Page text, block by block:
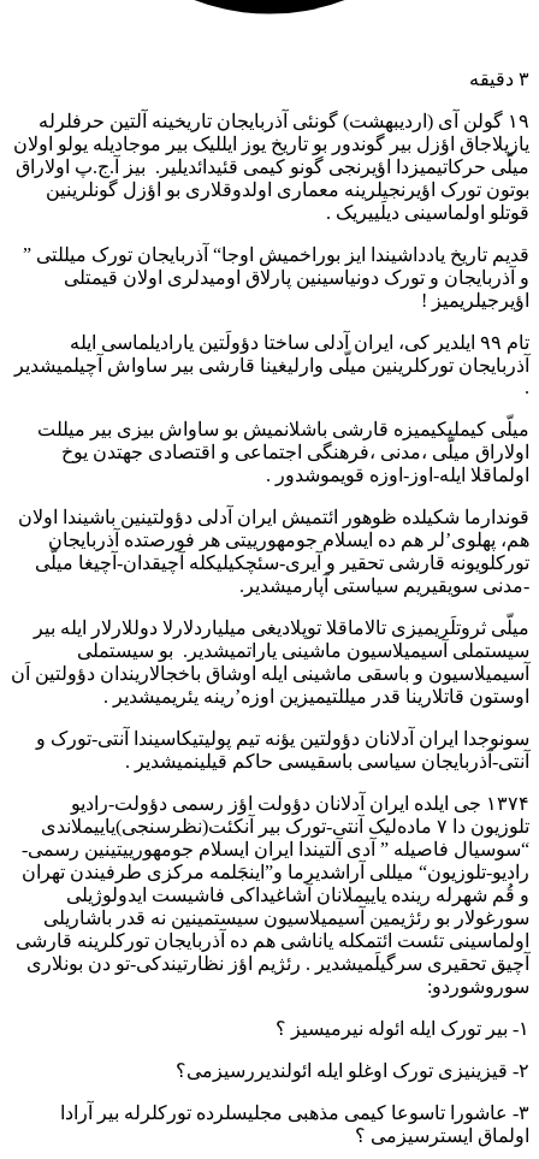
۳ دقیقه
۱۹ گولن آی (اردیبهشت) گونئی آذربایجان تاریخینه آلتین حرفلرله
یازیلاجاق اؤزل بیر گوندور بو تاریخ یوز ایللیک بیر موجادیله یولو اولان
میلّی حرکاتیمیزدا اؤیرنجی گونو کیمی قئیدائدیلیر. بیز آ.ج.پ اولاراق
بوتون تورک اؤیرنجیلرینه معماری اولدوقلاری بو اؤزل گونلرینین
قوتلو اولماسینی دیلَییریک .
قدیم تاریخ یادداشیندا ایز بوراخمیش اوجا“ آذربایجان تورک میللتی ”
و آذربایجان و تورک دونیاسینین پارلاق اومیدلری اولان قیمتلی
اؤیرجیلریمیز !
تام ۹۹ ایلدیر کی، ایران آدلی ساختا دؤولَتین یارادیلماسی ایله
آذربایجان تورکلرینین میلّی وارلیغینا قارشی بیر ساواش آچیلمیشدیر
.
میلّی کیملیکیمیزه قارشی باشلانمیش بو ساواش بیزی بیر میللت
اولاراق میلّی ،مدنی ،فرهنگی اجتماعی و اقتصادی جهتدن یوخ
اولماقلا ایله-اوز-اوزه قویموشدور .
قوندارما شکیلده ظوهور ائتمیش ایران آدلی دؤولتینین باشیندا اولان
هم، پهلوی’لر هم ده ایسلام جومهورییتی هر فورصتده آذربایجان
تورکلویونه قارشی تحقیر و آیری-سئچکیلیکله آچیقدان-آچیغا میلّی
-مدنی سویقیریم سیاستی آپارمیشدیر.
میلّی ثروتلَریمیزی تالاماقلا توپلادیغی میلیاردلارلا دوللارلار ایله بیر
سیستملی آسیمیلاسیون ماشینی یاراتمیشدیر. بو سیستملی
آسیمیلاسیون و باسقی ماشینی ایله اوشاق باخجالاریندان دؤولتین اَن
اوستون قاتلارینا قدر میللتیمیزین اوزه’رینه یئریمیشدیر .
سونوجدا ایران آدلانان دؤولتین یؤنه تیم پولیتیکاسیندا آنتی-تورک و
آنتی-آذربایجان سیاسی باسقیسی حاکم قیلینمیشدیر .
۱۳۷۴ جی ایلده ایران آدلانان دؤولت اؤز رسمی دؤولت-رادیو
تلوزیون دا ۷ ماده‌لیک آنتی-تورک بیر آنکئت(نظرسنجی)یاییملاندی
“سوسیال فاصیله ” آدی آلتیندا ایران ایسلام جومهورییتینین رسمی-
رادیو-تلوزیون“ میللی آراشدیرما و”اینجَلمه مرکزی طرفیندن تهران
و قُم شهرله رینده یاییملانان آشاغیداکی فاشیست ایدولوژیلی
سورغولار بو رئژیمین آسیمیلاسیون سیستمینین نه قدر باشاریلی
اولماسینی تئست ائتمکله یاناشی هم ده آذربایجان تورکلرینه قارشی
آچیق تحقیری سرگیلَمیشدیر . رئژیم اؤز نظارتیندکی-تو دن بونلاری
سوروشوردو:
۱- بیر تورک ایله ائوله نیرمیسیز ؟
۲- قیزینیزی تورک اوغلو ایله ائولندیررسیزمی؟
۳- عاشورا تاسوعا کیمی مذهبی مجلیسلرده تورکلرله بیر آرادا
اولماق ایسترسیزمی ؟